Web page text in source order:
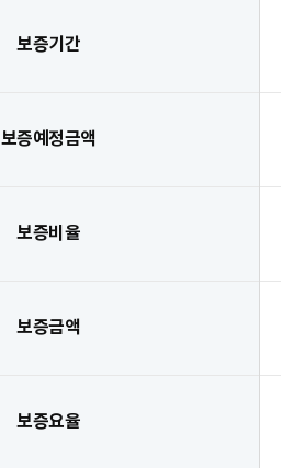
보증기간
보증예정금액
보증비율
보증금액
보증요율